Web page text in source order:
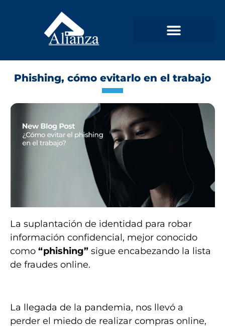
Phishing, cómo evitarlo en el trabajo
La suplantación de identidad para robar
información confidencial, mejor conocido
como “phishing” sigue encabezando la lista
de fraudes online.
La llegada de la pandemia, nos llevó a
perder el miedo de realizar compras online,